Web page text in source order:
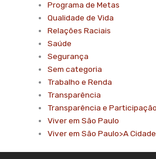
Programa de Metas
Qualidade de Vida
Relações Raciais
Saúde
Segurança
Sem categoria
Trabalho e Renda
Transparência
Transparência e
Viver em São Paulo
Viver em São Paulo>A